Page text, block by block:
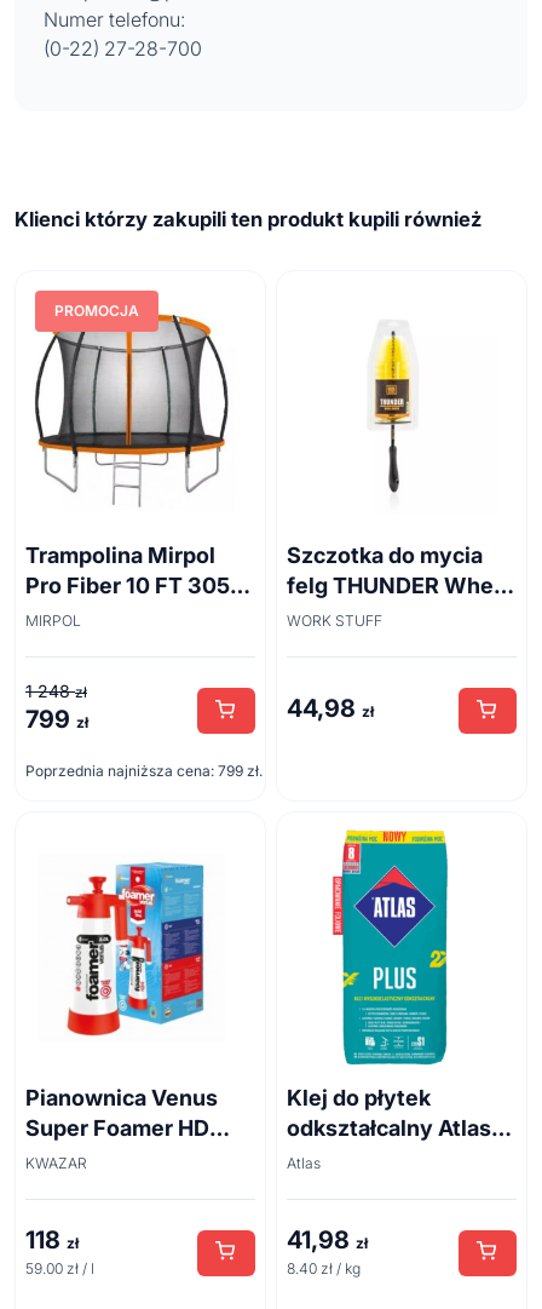
Numer telefonu:
(0-22) 27-28-700
Klienci którzy zakupili ten produkt kupili również
PROMOCJA
Trampolina Mirpol
Pro Fiber 10 FT 305
cm + siatka
MIRPOL
1 248zł
Pierwotna
wynosiła:
799 zł
Aktualna
wynosi:
Poprzednia najniższa cena: 799 zł.
Szczotka do mycia
felg THUNDER Wheel
Brush 45cm
WORK STUFF
44,98 zł
Pianownica Venus
Super Foamer HD
acid line 2L
KWAZAR
118 zł
59.00 zł / l
Klej do płytek
odkształcalny Atlas
Plus 5 kg
Atlas
41,98 zł
8.40 zł / kg